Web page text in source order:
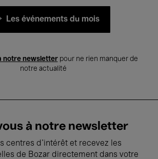
Les événements du mois
notre newsletterpour ne rien manquer de
notre actualité
à notre newsletter
centres d'intérêt et recevez les
de Bozar directement dans votre